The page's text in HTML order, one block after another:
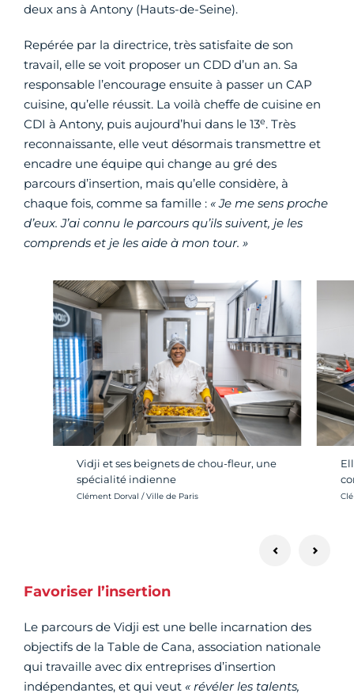
deux ans à Antony (Hauts-de-Seine).
Repérée par la directrice, très satisfaite de son
travail, elle se voit proposer un CDD d’un an. Sa
responsable l’encourage ensuite à passer un CAP
cuisine, qu’elle réussit. La voilà cheffe de cuisine en
CDI à Antony, puis aujourd’hui dans le 13e. Très
reconnaissante, elle veut désormais transmettre et
encadre une équipe qui change au gré des
parcours d’insertion, mais qu’elle considère, à
chaque fois, comme sa famille : « Je me sens proche
d’eux. J’ai connu le parcours qu’ils suivent, je les
comprends et je les aide à mon tour. »
Vidji et ses beignets de chou-fleur, une
spécialité indienne
Crédit photo :
Clément Dorval / Ville de Paris
Favoriser l’insertion
Le parcours de Vidji est une belle incarnation des
objectifs de la Table de Cana, association nationale
qui travaille avec dix entreprises d’insertion
indépendantes, et qui veut « révéler les talents,